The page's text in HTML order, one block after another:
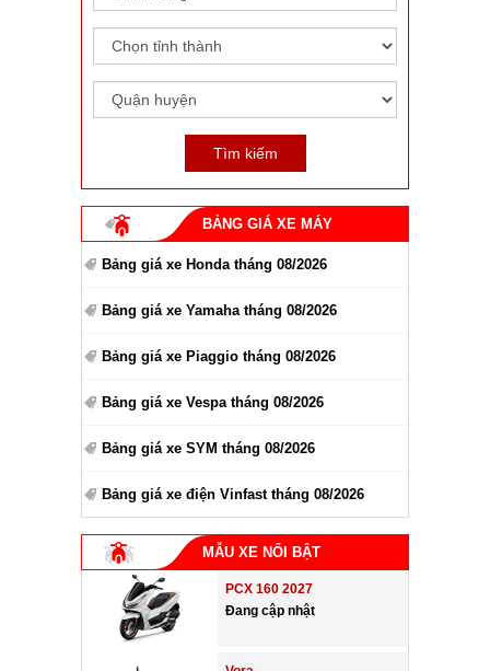
BẢNG GIÁ XE MÁY
Bảng giá xe Honda tháng 08/2026
Bảng giá xe Yamaha tháng 08/2026
Bảng giá xe Piaggio tháng 08/2026
Bảng giá xe Vespa tháng 08/2026
Bảng giá xe SYM tháng 08/2026
Bảng giá xe điện Vinfast tháng 08/2026
MẪU XE NỔI BẬT
PCX 160 2027
Đang cập nhật